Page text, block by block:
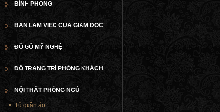
BÌNH PHONG
BÀN LÀM VIỆC CỦA GIÁM ĐỐC
ĐỒ GỖ MỸ NGHỆ
ĐỒ TRANG TRÍ PHÒNG KHÁCH
NỘI THẤT PHÒNG NGỦ
Tủ quần áo